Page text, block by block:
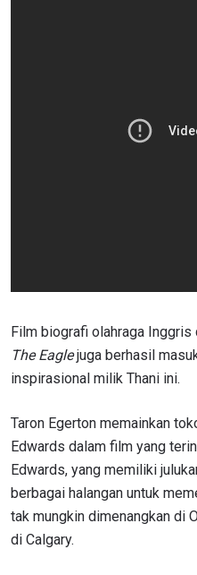
Film biografi olahraga Inggris
The Eaglejuga berhasil
inspirasional milik Thani ini.
Taron Egerton memainkan
Edwards dalam film yang
Edwards, yang memiliki
berbagai halangan untuk
tak mungkin dimenangkan di
di Calgary.